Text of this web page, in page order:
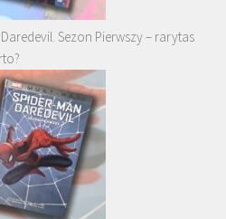
Sezon Pierwszy – rarytas